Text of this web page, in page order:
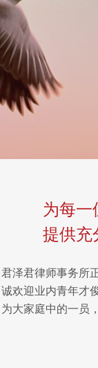
为每一
提供充
君泽君律师事务所
诚欢迎业内青年才
为大家庭中的一员